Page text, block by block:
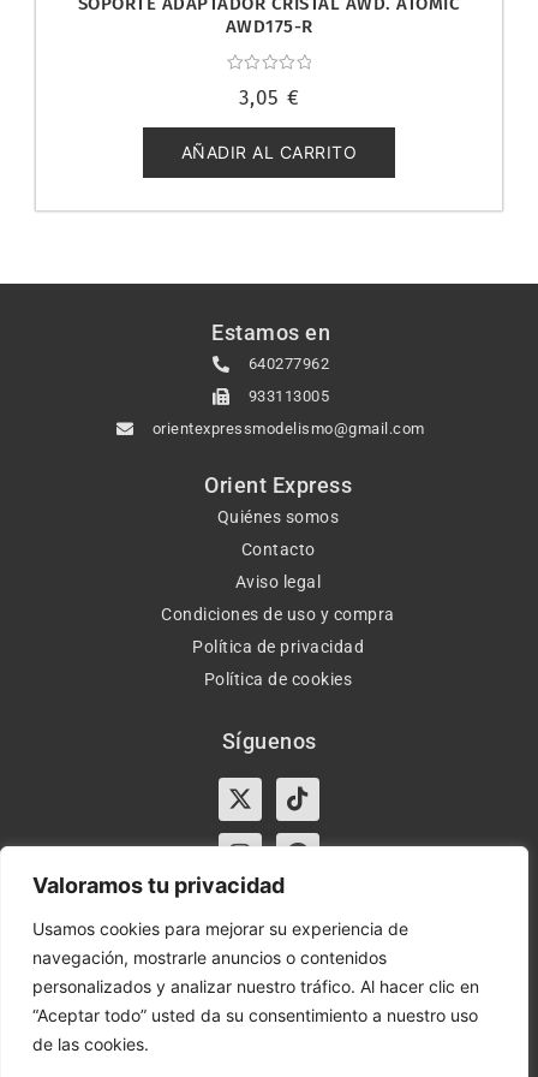
Valoramos tu privacidad
Usamos cookies para mejorar su experiencia de
navegación, mostrarle anuncios o contenidos
personalizados y analizar nuestro tráfico. Al hacer clic en
“Aceptar todo” usted da su consentimiento a nuestro uso
de las cookies.
AWD175-R
con
de
5
3,05 €
AÑADIR AL CARRITO
Estamos en
640277962
933113005
orientexpressmodelismo@gmail.com
Orient Express
Quiénes somos
Contacto
Aviso legal
Condiciones de uso y compra
Política de privacidad
Política de cookies
Síguenos
X-
twitter
Tiktok
InstagramFacebook
Horario:
Lun-Vie de 10:00-13:30 y 17:00-20:00 – Sáb de
10:00-13:30
Orient Express | Copyright 2021 © Todos los derechos